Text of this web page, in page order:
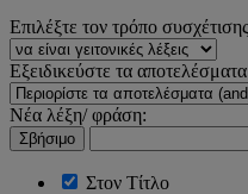
Επιλέξτε τον τρόπο
Εξειδικεύστε τα
Νέα λέξη/ φράση:
Σβήσιμο
Στον Τίτλο